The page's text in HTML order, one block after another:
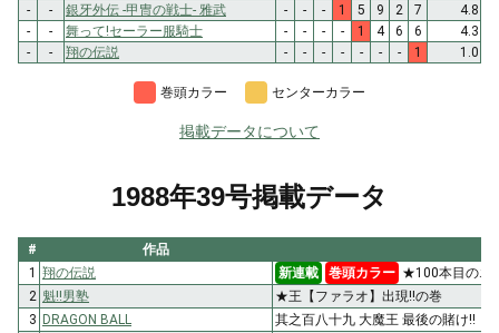
-
- 銀牙外伝 -甲冑の戦士- 雅武 - - - 1 5 9 2 7
4.8
-
- 舞って!セーラー服騎士 - - - - 1 4 6 6
4.3
-
- 翔の伝説 - - - - - - - 1 1.0
巻頭カラー センターカラー
掲載データについて
1988年39号掲載データ
# 作品
1 翔の伝説 新連載 巻頭カラー ★100本目のエ
2 魁!!男塾
★王【ファラオ】出現!!の巻
3 DRAGON BALL
其之百八十九 大魔王 最後の賭け!!